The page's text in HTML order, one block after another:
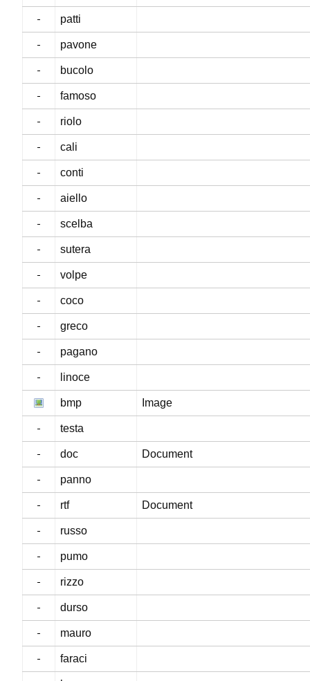
patti
pavone
bucolo
famoso
riolo
cali
conti
aiello
scelba
sutera
volpe
coco
greco
pagano
linoce
bmp Image
testa
doc Document
panno
rtf Document
russo
pumo
rizzo
durso
mauro
faraci